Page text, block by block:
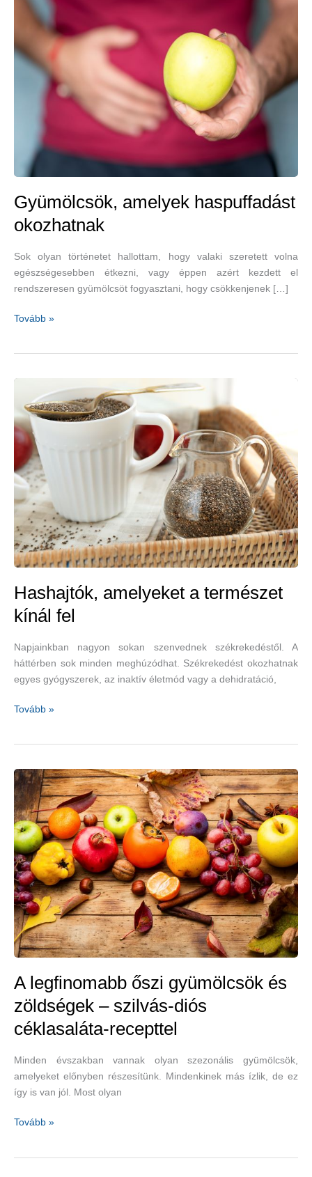
Gyümölcsök, amelyek haspuffadást
okozhatnak
Sok olyan történetet hallottam, hogy valaki szeretett volna
egészségesebben étkezni, vagy éppen azért kezdett el
rendszeresen gyümölcsöt fogyasztani, hogy csökkenjenek […]
Gyümölcsök,
Tovább »
Hashajtók, amelyeket a természet
kínál fel
Napjainkban nagyon sokan szenvednek székrekedéstől. A
háttérben sok minden meghúzódhat. Székrekedést okozhatnak
egyes gyógyszerek, az inaktív életmód vagy a dehidratáció,
Hashajtók,
kínál
fel
Tovább »
A legfinomabb őszi gyümölcsök és
zöldségek – szilvás-diós
céklasaláta-recepttel
Minden évszakban vannak olyan szezonális gyümölcsök,
amelyeket előnyben részesítünk. Mindenkinek más ízlik, de ez
így is van jól. Most olyan
A
Tovább »